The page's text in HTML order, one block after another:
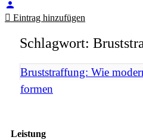
Eintrag hinzufügen
Schlagwort:
Bruststraffung: Wie
formen
Leistung